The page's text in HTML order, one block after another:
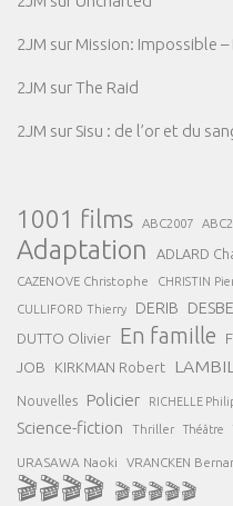
2JM sur Mission: Impossible –
2JM surThe Raid
2JM sur Sisu : de l’or et du
1001 films ABC2007
Adaptation ADLARD
CAZENOVE Christophe CHRISTIN
CULLIFORD Thierry DERIB
DUTTO Olivier En famille
JOB KIRKMAN Robert
Nouvelles Policier RICHELLE
Science-fiction Thriller Théâtre
URASAWA Naoki VRANCKEN
🎬🎬🎬🎬 🎬🎬🎬🎬🎬